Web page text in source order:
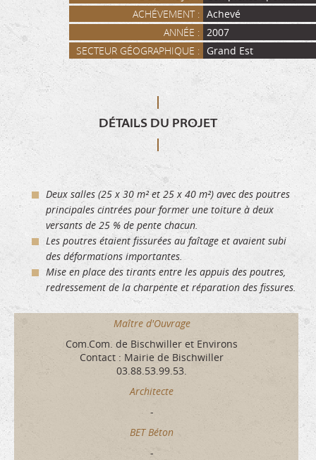
ACHÉVEMENT : Achevé
ANNÉE : 2007
SECTEUR GÉOGRAPHIQUE :
Grand Est
DÉTAILS DU PROJET
Deux salles (25 x 30 m² et 25 x 40 m²) avec des poutres
principales cintrées pour former une toiture à deux
versants de 25 % de pente chacun.
Les poutres étaient fissurées au faîtage et avaient subi
des déformations importantes.
Mise en place des tirants entre les appuis des poutres,
redressement de la charpente et réparation des fissures.
Maître d'Ouvrage
Com.Com. de Bischwiller et Environs
Contact : Mairie de Bischwiller
03.88.53.99.53.
Architecte
-
BET Béton
-